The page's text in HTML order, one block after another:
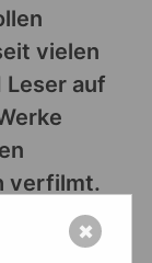
vielen
Leser auf
verfilmt.
✖